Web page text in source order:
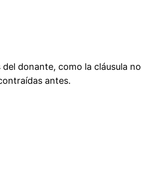
donante, como la cláusula no
antes.